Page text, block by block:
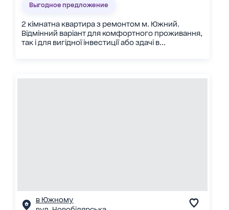
Выгодное предложение
2 кімнатна квартира з ремонтом м. Южний.
Відмінний варіант для комфортного проживання,
так і для вигідної інвестиції або здачі в...
в Южному